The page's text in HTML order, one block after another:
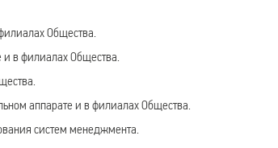
Общества.
и в филиалах Общества.
аппарате и в филиалах Общества.
систем менеджмента.